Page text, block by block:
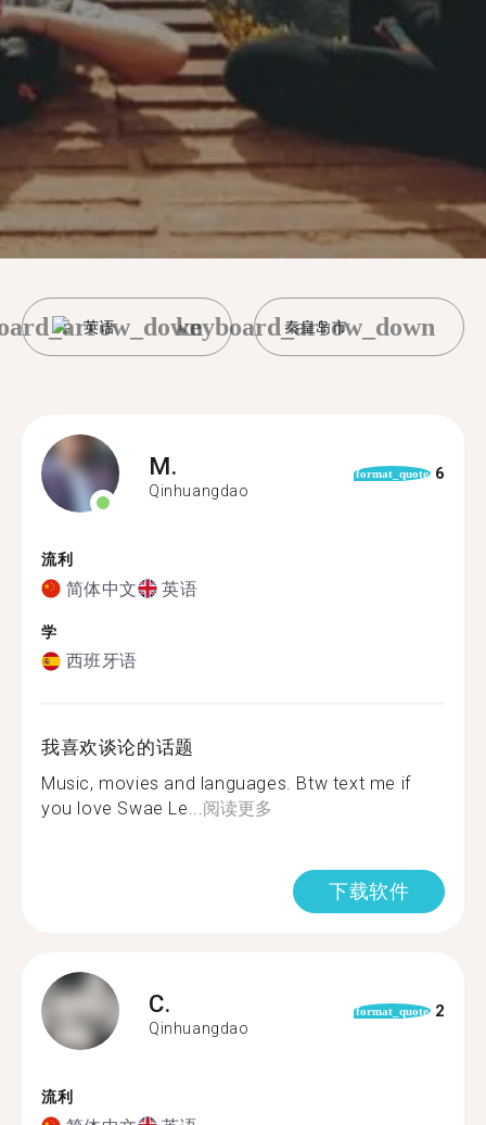
英语 秦皇岛市
keyboard_arrow_down
M.
Qinhuangdao
format_quote 6
流利
简体中文 英语
学
西班牙语
我喜欢谈论的话题
Music, movies and languages. Btw text me if
you love Swae Le...阅读更多
下载软件
C.
Qinhuangdao
format_quote 2
流利